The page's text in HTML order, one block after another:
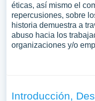
éticas, así mismo el
repercusiones, sobre
historia demuestra a
abuso hacia los
organizaciones y/o
Introducción,